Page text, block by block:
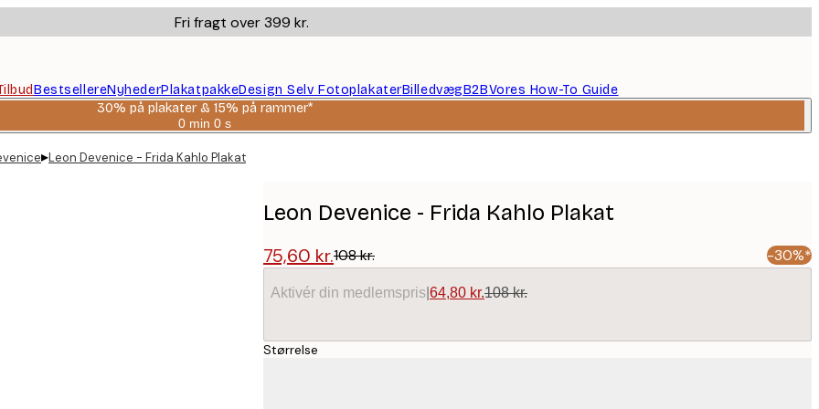
Fri fragt over 399 kr.
BestsellereNyhederPlakatpakkeDesign Selv FotoplakaterBilledvægB2BVores How-To Guide
30% på plakater & 15% på rammer*
0 min 0 s
Gyldig
2026-
▸Leon Devenice - Frida Kahlo Plakat
Leon Devenice - Frida Kahlo Plakat
75,60 kr.108 kr. -30%*
Aktivér din medlemspris 64,80 kr.108 kr.
Størrelse